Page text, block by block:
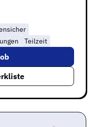
Teilzeit